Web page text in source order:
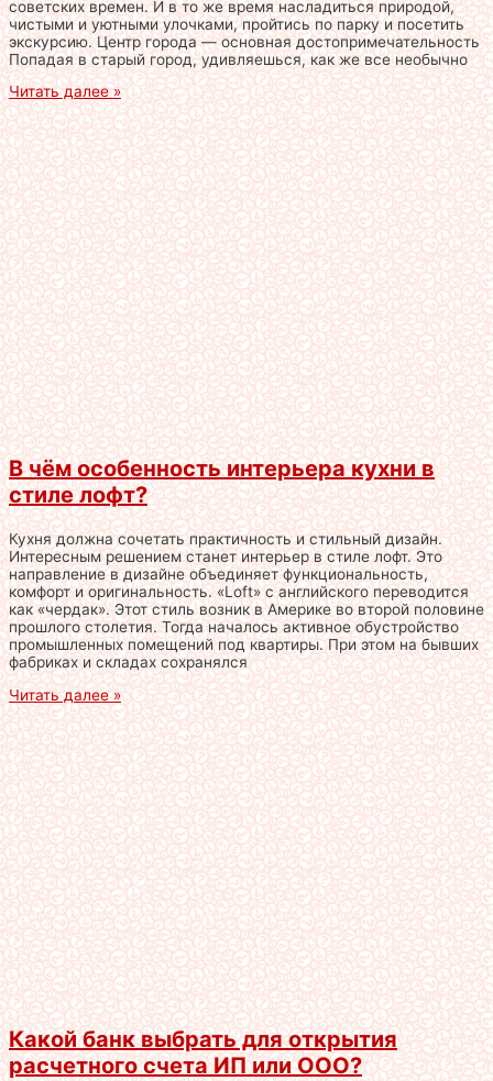
советских времен. И в то же время насладиться природой,
чистыми и уютными улочками, пройтись по парку и посетить
экскурсию. Центр города — основная достопримечательность
Попадая в старый город, удивляешься, как же все необычно
Читать далее »
В чём особенность интерьера кухни в
стиле лофт?
Кухня должна сочетать практичность и стильный дизайн.
Интересным решением станет интерьер в стиле лофт. Это
направление в дизайне объединяет функциональность,
комфорт и оригинальность. «Loft» с английского переводится
как «чердак». Этот стиль возник в Америке во второй половине
прошлого столетия. Тогда началось активное обустройство
промышленных помещений под квартиры. При этом на бывших
фабриках и складах сохранялся
Читать далее »
Какой банк выбрать для открытия
расчетного счета ИП или ООО?